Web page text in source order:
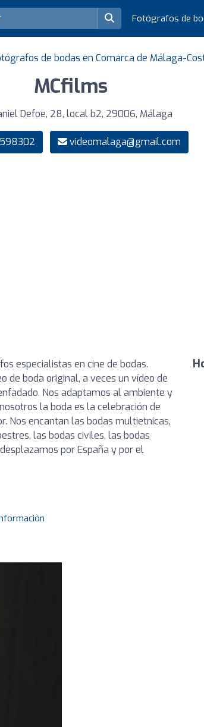
Fotógrafos de
de bodas en Comarca de Málaga-
MCfilms
Defoe, 28, local b2, 29006, Málaga
videomalaga@gmail.com
especialistas en cine de bodas.
de boda original, a veces un vídeo de
Nos adaptamos al ambiente y
la boda es la celebración de
Nos encantan las bodas multietnicas,
las bodas civiles, las bodas
por España y por el